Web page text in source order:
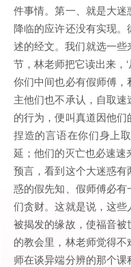
件事情。第一、就是大
降临的应许还没有实现
述的经文。我们就选一
节，林老师把它读出来，
你们中间也必有假师傅
主他们也不承认，自取
的行为，便叫真道因他
捏造的言语在你们身上
延；他们的灭亡也必速速
预言，看到这个大迷惑
惑的假先知、假师傅必
们贪财。这就是说，这
被揭发的缘故，使福音
的教会里，林老师觉得
师在谈异端分辨的那个